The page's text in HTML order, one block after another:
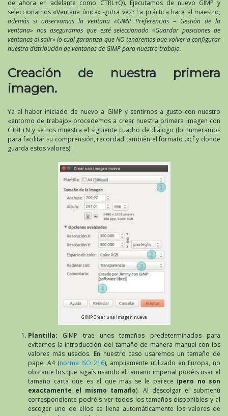
de ahora en adelante como CTRL+Q). Ejecutamos de nuevo GIMP y
seleccionamos «Ventana única» -¿otra vez? La práctica hace al maestro,
además si observamos la ventana «GIMP Preferencias – Gestión de la
ventana» nos aseguramos que esté seleccionado «Guardar posiciones de
ventanas al salir» lo cual garantiza que NO tendremos que volver a configurar
nuestra distribución de ventanas de GIMP para nuestro trabajo.
Creación de nuestra primera
imagen.
Ya al haber iniciado de nuevo a GIMP y sentirnos a gusto con nuestro
«entorno de trabajo» procedemos a crear nuestra primera imagen con
CTRL+N y se nos muestra el siguiente cuadro de diálogo (lo numeramos
para facilitar su comprensión, recordad también el formato .xcf y donde
guarda estos valores):
GIMP Crear una imagen nueva
Plantilla: GIMP trae unos tamaños predeterminados para
evitarnos la introducción del tamaño de manera manual con los
valores más usados. En nuestro caso usaremos un tamaño de
papel A4 (norma ISO 216), ampliamente utilizado en Europa, no
obstante los que sigaís usando el tamaño imperial podéis usar el
tamaño carta que es el que más se le parece (pero no son
exactamente el mismo tamaño). Al descolgar el submenú
correspondiente podréis ver todos los tamaños disponibles y al
escoger uno de ellos se llena automáticamente los valores de